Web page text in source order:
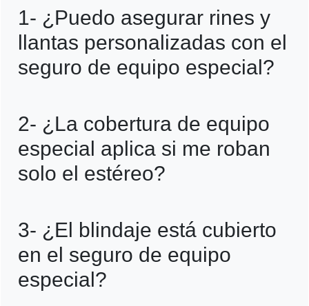
1- ¿Puedo asegurar rines y
llantas personalizadas con el
seguro de equipo especial?
declararlos, adjuntar factura y confirmar
límite por accesorio. Si no están
declarados, no serán cubiertos.
2- ¿La cobertura de equipo
especial aplica si me roban
solo el estéreo?
contemplado y supera el umbral de
aplicación. Consulta tu deducible y
documentación solicitada.
3- ¿El blindaje está cubierto
en el seguro de equipo
especial?